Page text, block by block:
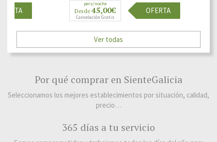
pers/noche
Desde 45,00€
Cancelación Gratis
OFERTA
Ver todas
Por qué comprar en SienteGalicia
Seleccionamos los mejores establecimientos por situación, calidad,
precio…
365 días a tu servicio